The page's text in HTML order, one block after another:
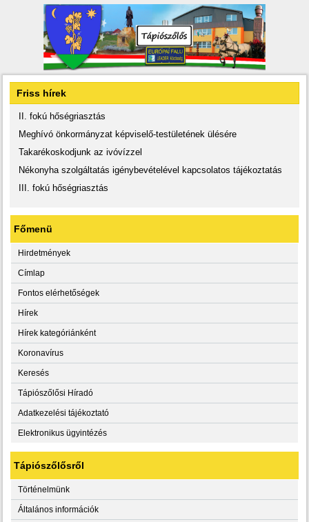
Friss hírek
II. fokú hőségriasztás
Meghívó önkormányzat képviselő-testületének ülésére
Takarékoskodjunk az ivóvízzel
Nékonyha szolgáltatás igénybevételével kapcsolatos tájékoztatás
III. fokú hőségriasztás
Főmenü
Hirdetmények
Címlap
Fontos elérhetőségek
Hírek
Hírek kategóriánként
Koronavírus
Keresés
Tápiószőlősi Híradó
Adatkezelési tájékoztató
Elektronikus ügyintézés
Tápiószőlősről
Történelmünk
Általános információk